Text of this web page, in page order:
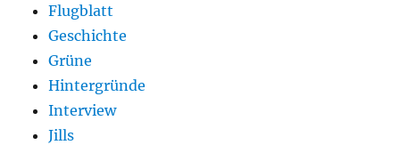
Flugblatt
Geschichte
Grüne
Hintergründe
Interview
Jills